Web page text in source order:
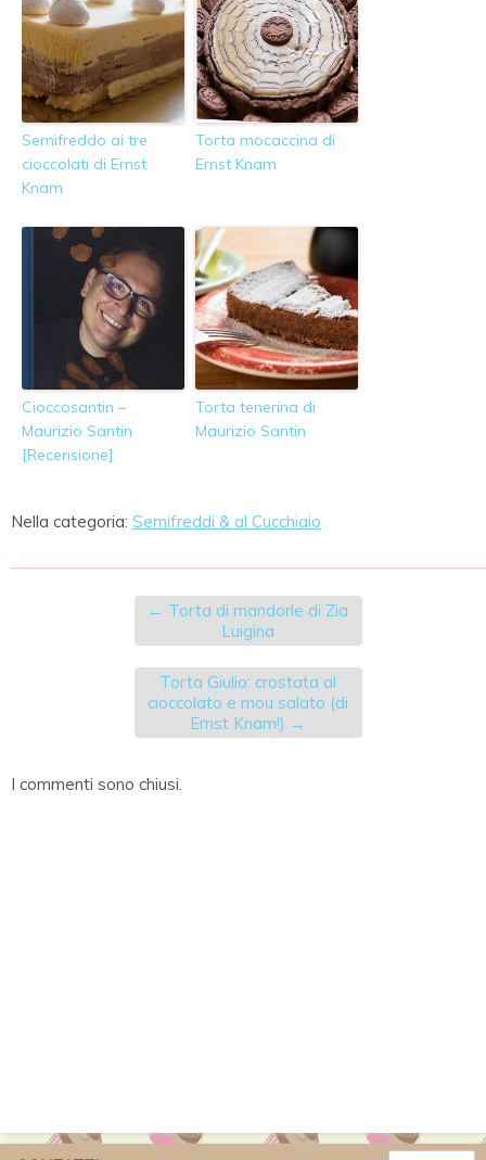
Semifreddo ai tre
cioccolati di Ernst
Knam
Torta mocaccina di
Ernst Knam
Cioccosantin –
Maurizio Santin
[Recensione]
Torta tenerina di
Maurizio Santin
Nella categoria: Semifreddi & al Cucchiaio
← Torta di mandorle di Zia
Luigina
Torta Giulio: crostata al
cioccolato e mou salato (di
Ernst Knam!) →
I commenti sono chiusi.